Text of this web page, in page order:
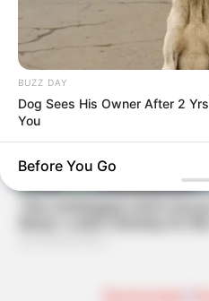
BUZZ DAY
Dog Sees His Owner After 2
You
Before You Go